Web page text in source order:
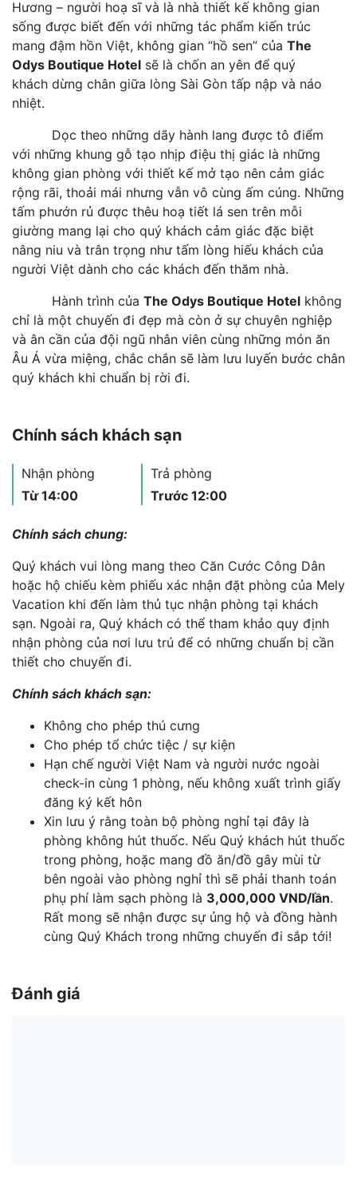
Hương – người hoạ sĩ và là nhà thiết kế không gian
sống được biết đến với những tác phẩm kiến trúc
mang đậm hồn Việt, không gian “hồ sen” của The
Odys Boutique Hotel sẽ là chốn an yên để quý
khách dừng chân giữa lòng Sài Gòn tấp nập và náo
nhiệt.
Dọc theo những dãy hành lang được tô điểm
với những khung gỗ tạo nhịp điệu thị giác là những
không gian phòng với thiết kế mở tạo nên cảm giác
rộng rãi, thoải mái nhưng vẫn vô cùng ấm cúng. Những
tấm phướn rủ được thêu hoạ tiết lá sen trên mỗi
giường mang lại cho quý khách cảm giác đặc biệt
nâng niu và trân trọng như tấm lòng hiếu khách của
người Việt dành cho các khách đến thăm nhà.
Hành trình của The Odys Boutique Hotel không
chỉ là một chuyến đi đẹp mà còn ở sự chuyên nghiệp
và ân cần của đội ngũ nhân viên cùng những món ăn
Âu Á vừa miệng, chắc chắn sẽ làm lưu luyến bước chân
quý khách khi chuẩn bị rời đi.
Chính sách khách sạn
Nhận phòng
Từ 14:00
Trả phòng
Trước 12:00
Chính sách chung:
Quý khách vui lòng mang theo Căn Cước Công Dân
hoặc hộ chiếu kèm phiếu xác nhận đặt phòng của Mely
Vacation khi đến làm thủ tục nhận phòng tại khách
sạn. Ngoài ra, Quý khách có thể tham khảo quy định
nhận phòng của nơi lưu trú để có những chuẩn bị cần
thiết cho chuyến đi.
Chính sách khách sạn:
Không cho phép thú cưng
Cho phép tổ chức tiệc / sự kiện
Hạn chế người Việt Nam và người nước ngoài
check-in cùng 1 phòng, nếu không xuất trình giấy
đăng ký kết hôn
Xin lưu ý rằng toàn bộ phòng nghỉ tại đây là
phòng không hút thuốc. Nếu Quý khách hút thuốc
trong phòng, hoặc mang đồ ăn/đồ gây mùi từ
bên ngoài vào phòng nghỉ thì sẽ phải thanh toán
phụ phí làm sạch phòng là 3,000,000 VND/lần.
Rất mong sẽ nhận được sự ủng hộ và đồng hành
cùng Quý Khách trong những chuyến đi sắp tới!
Đánh giá